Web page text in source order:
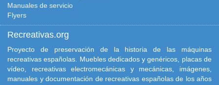
Manuales de servicio
Flyers
Recreativas.org
Proyecto de preservación de la historia de las máquinas
recreativas españolas. Muebles dedicados y genéricos, placas de
vídeo, recreativas electromecánicas y mecánicas, imágenes,
manuales y documentación de recreativas españolas de los años